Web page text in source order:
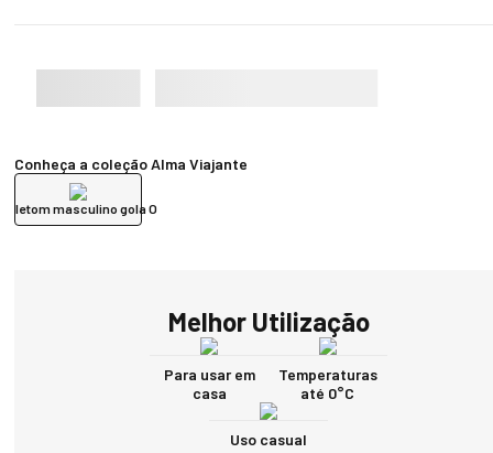
Conheça a coleção Alma Viajante
Moletom masculino gola O
Melhor Utilização
Para usar em
casa
Temperaturas
até 0°C
Uso casual